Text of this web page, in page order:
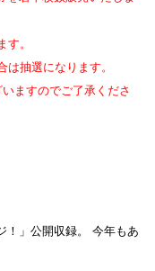
。
抽選になります。
ますのでご了承くださ
！」公開収録。 今年もあ